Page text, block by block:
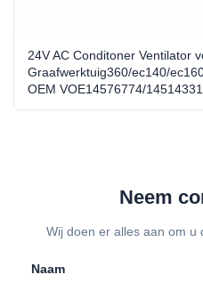
24V AC Conditoner Ventilator
Graafwerktuig360/ec140/
OEM VOE14576774/14514331
Neem
Wij doen er alles aan om u
Naam